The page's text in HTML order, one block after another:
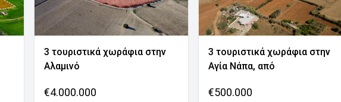
3 τουριστικά χωράφια στην
Αλαμινό
€4.000.000
3 τουριστικά χωράφια στην
Αγία Νάπα, από
€500.000